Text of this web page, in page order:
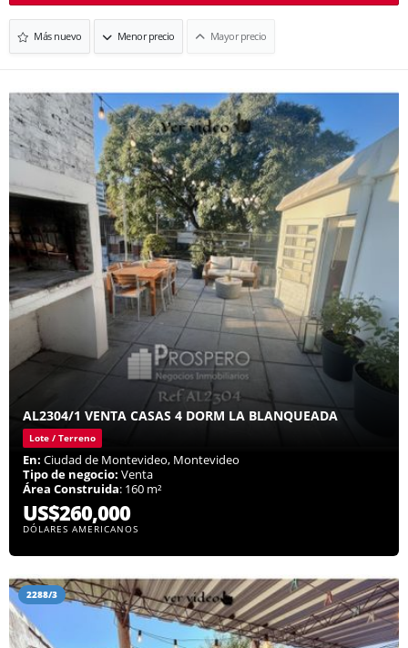
Más nuevo Menor precio Mayor precio
AL2304/1 VENTA CASAS 4 DORM LA BLANQUEADA
Lote / Terreno
En: Ciudad de Montevideo, Montevideo
Tipo de negocio: Venta
Área Construida: 160 m²
US$260,000
DÓLARES AMERICANOS
2288/3